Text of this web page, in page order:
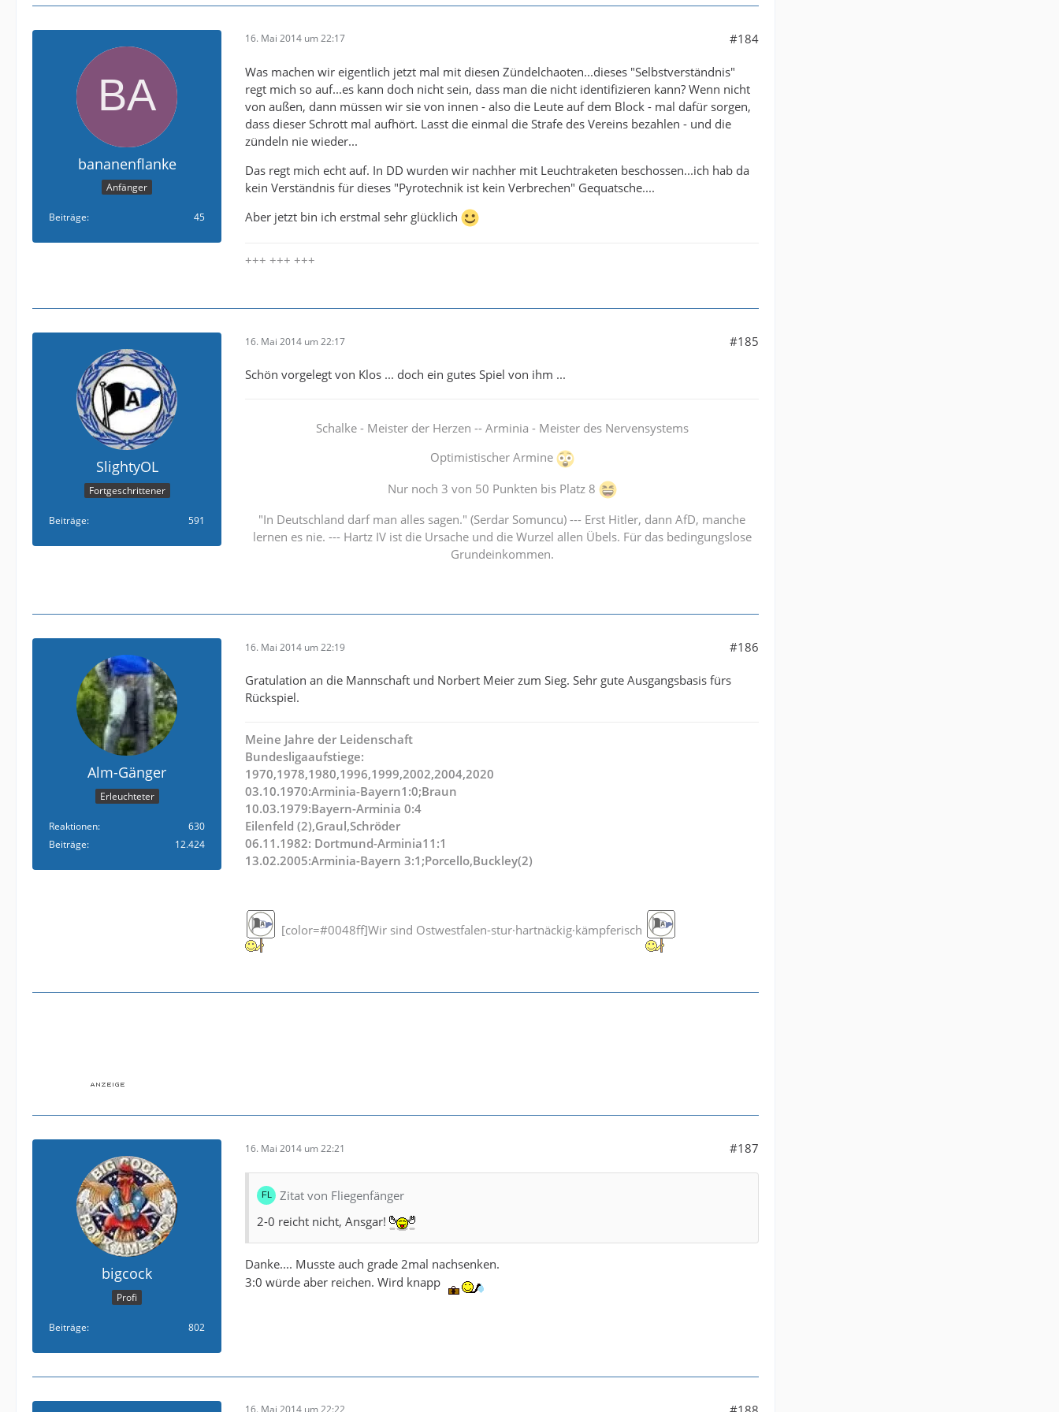
bananenflanke
Anfänger
Beiträge 45
16. Mai 2014 um 22:17 #184
Was machen wir eigentlich jetzt mal mit diesen Zündelchaoten...dieses "Selbstverständnis"
regt mich so auf...es kann doch nicht sein, dass man die nicht identifizieren kann? Wenn nicht
von außen, dann müssen wir sie von innen - also die Leute auf dem Block - mal dafür sorgen,
dass dieser Schrott mal aufhört. Lasst die einmal die Strafe des Vereins bezahlen - und die
zündeln nie wieder...
Das regt mich echt auf. In DD wurden wir nachher mit Leuchtraketen beschossen...ich hab da
kein Verständnis für dieses "Pyrotechnik ist kein Verbrechen" Gequatsche....
Aber jetzt bin ich erstmal sehr glücklich
+++ +++ +++
SlightyOL
Fortgeschrittener
Beiträge 591
16. Mai 2014 um 22:17 #185
Schön vorgelegt von Klos ... doch ein gutes Spiel von ihm ...
Schalke - Meister der Herzen -- Arminia - Meister des Nervensystems
Optimistischer Armine
Nur noch 3 von 50 Punkten bis Platz 8
"In Deutschland darf man alles sagen." (Serdar Somuncu) --- Erst Hitler, dann AfD, manche
lernen es nie. --- Hartz IV ist die Ursache und die Wurzel allen Übels. Für das bedingungslose
Grundeinkommen.
Alm-Gänger
Erleuchteter
Reaktionen
630
Beiträge
12.424
16. Mai 2014 um 22:19 #186
Gratulation an die Mannschaft und Norbert Meier zum Sieg. Sehr gute Ausgangsbasis fürs
Rückspiel.
Meine Jahre der Leidenschaft
Bundesligaaufstiege:
1970,1978,1980,1996,1999,2002,2004,2020
03.10.1970:Arminia-Bayern1:0;Braun
10.03.1979:Bayern-Arminia 0:4
Eilenfeld (2),Graul,Schröder
06.11.1982: Dortmund-Arminia11:1
13.02.2005:Arminia-Bayern 3:1;Porcello,Buckley(2)
[color=#0048ff]Wir sind Ostwestfalen-stur·hartnäckig·kämpferisch
bigcock
Profi
Beiträge 802
16. Mai 2014 um 22:21 #187
Zitat von Fliegenfänger
2-0 reicht nicht, Ansgar!
Danke.... Musste auch grade 2mal nachsenken.
3:0 würde aber reichen. Wird knapp